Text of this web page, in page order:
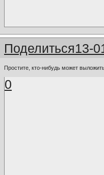
Поделиться13-
Простите, кто-нибудь может
0